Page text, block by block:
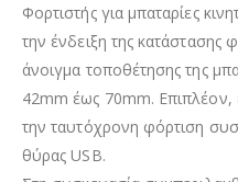
Φορτιστής για μπαταρίες
την ένδειξη της κατάστασης
άνοιγμα τοποθέτησης της
42mm έως 70mm. Επιπλέον,
την ταυτόχρονη φόρτιση
θύρας USB.